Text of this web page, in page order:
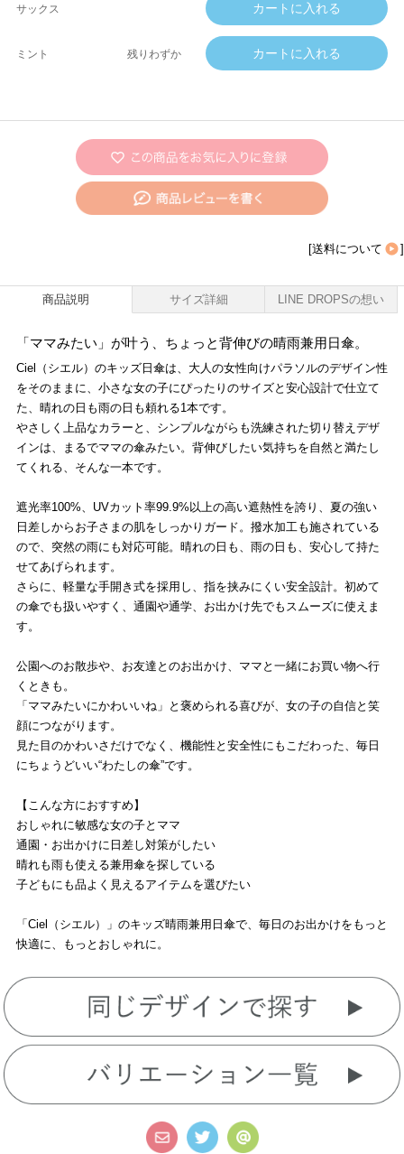
サックス
ミント 残りわずか
[送料について ]
商品説明 サイズ詳細 LINE DROPSの想い
「ママみたい」が叶う、ちょっと背伸びの晴雨兼用日傘。
Ciel（シエル）のキッズ日傘は、大人の女性向けパラソルのデザイン性
をそのままに、小さな女の子にぴったりのサイズと安心設計で仕立て
た、晴れの日も雨の日も頼れる1本です。
やさしく上品なカラーと、シンプルながらも洗練された切り替えデザ
インは、まるでママの傘みたい。背伸びしたい気持ちを自然と満たし
てくれる、そんな一本です。
遮光率100%、UVカット率99.9%以上の高い遮熱性を誇り、夏の強い
日差しからお子さまの肌をしっかりガード。撥水加工も施されている
ので、突然の雨にも対応可能。晴れの日も、雨の日も、安心して持た
せてあげられます。
さらに、軽量な手開き式を採用し、指を挟みにくい安全設計。初めて
の傘でも扱いやすく、通園や通学、お出かけ先でもスムーズに使えま
す。
公園へのお散歩や、お友達とのお出かけ、ママと一緒にお買い物へ行
くときも。
「ママみたいにかわいいね」と褒められる喜びが、女の子の自信と笑
顔につながります。
見た目のかわいさだけでなく、機能性と安全性にもこだわった、毎日
にちょうどいい“わたしの傘”です。
【こんな方におすすめ】
おしゃれに敏感な女の子とママ
通園・お出かけに日差し対策がしたい
晴れも雨も使える兼用傘を探している
子どもにも品よく見えるアイテムを選びたい
「Ciel（シエル）」のキッズ晴雨兼用日傘で、毎日のお出かけをもっと
快適に、もっとおしゃれに。